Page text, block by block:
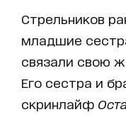
Стрельников
младшие
связали свою
Его сестра и
скринлайф